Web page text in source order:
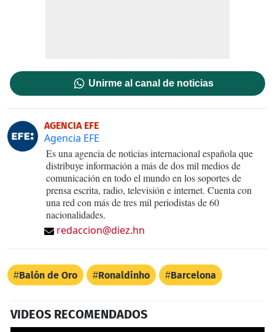
Unirme al canal de noticias
AGENCIA EFE
Agencia EFE
Es una agencia de noticias internacional española que
distribuye información a más de dos mil medios de
comunicación en todo el mundo en los soportes de
prensa escrita, radio, televisión e internet. Cuenta con
una red con más de tres mil periodistas de 60
nacionalidades.
redaccion@diez.hn
Balón de Oro Ronaldinho Barcelona
VIDEOS RECOMENDADOS